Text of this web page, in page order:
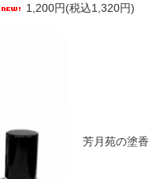
1,200円(税込1,320円)
芳月苑の塗香